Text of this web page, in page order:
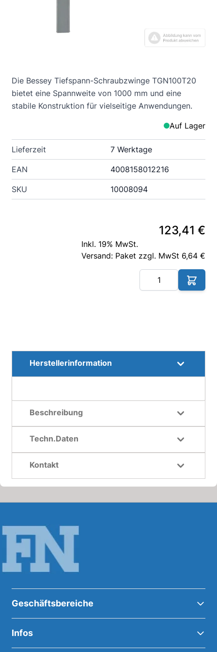
Die Bessey Tiefspann-Schraubzwinge TGN100T20
bietet eine Spannweite von 1000 mm und eine
stabile Konstruktion für vielseitige Anwendungen.
Auf Lager
Lieferzeit 7 Werktage
EAN 4008158012216
SKU 10008094
123,41 €
Inkl. 19% MwSt.
Versand: Paket zzgl. MwSt 6,64 €
Herstellerinformation
Beschreibung
Techn.Daten
Kontakt
Geschäftsbereiche
Infos